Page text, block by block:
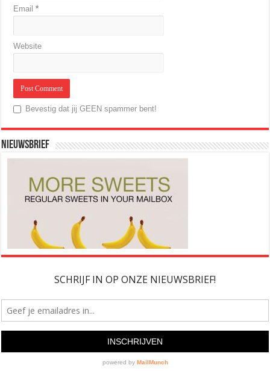
Email*
Website
Bevestig dat jij GEEN spammer bent!
NIEUWSBRIEF